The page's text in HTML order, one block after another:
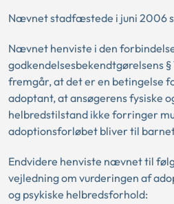
Nævnet stadfæstede i juni 2006
Nævnet henviste i den
godkendelsesbekendtgørelsens §
fremgår, at det er en betingelse
adoptant, at ansøgerens fysiske
helbredstilstand ikke forringer
adoptionsforløbet bliver til
Endvidere henviste nævnet til
vejledning om vurderingen af
og psykiske helbredsforhold: